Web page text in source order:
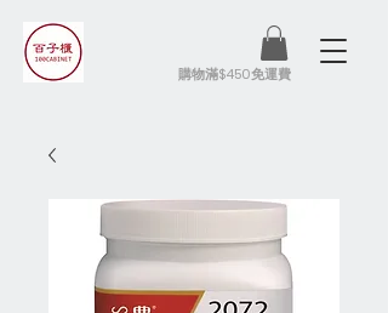
​購物滿$450免運費